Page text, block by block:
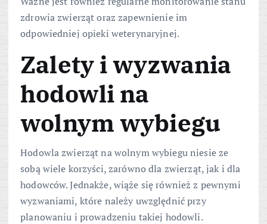
zdrowia zwierząt oraz zapewnienie im
odpowiedniej opieki weterynaryjnej.
Zalety i wyzwania
hodowli na
wolnym wybiegu
Hodowla zwierząt na wolnym wybiegu niesie ze
sobą wiele korzyści, zarówno dla zwierząt, jak i dla
hodowców. Jednakże, wiąże się również z pewnymi
wyzwaniami, które należy uwzględnić przy
planowaniu i prowadzeniu takiej hodowli.